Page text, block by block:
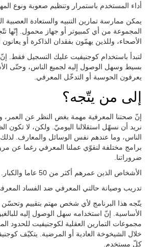
أداء المستخدم باستمرار وتنظيم صعوبة ونوع
يمكن ممارسة تمارين التنبيه والستعادة العصبية
المجموعة من أي كمبيوتر أو جهاز محمول. إنّها
الأصحاء، وللذين يهمّون بفقدان الذاكرة أو
لتبدأ باستخدام كوجنيفيت عليك التسجيل فقط. إنّ
بسيط وسهل الوصول إليه لجميع الناس، وحتّى
يعرفون الحوسبة أو التدخّل المعرفي.
إلى من يتّجه؟
إنّ صحتنا المعرفية مهمة بغض النظر عن العمر،
نريد أن نسهّل استقلالنا اليوميّ. ولكن، لا تكون
الناس، وما عندهم نفس الوسائل والمعارف.
برامج مختلفة لنقوّي عملنا المعرفي رغما عن
ضروراتنا.
الأشخاص الذين عمرهم أكثر من 50 عاما والكبار.
تدريب وصيانة حالتي المعرفي ضد الفساد
يتّجه هذا البرنامج لأي شخص مهتم بتقييم وتحسّن
الأساسية. إنّ استخدامه سهل الوصول إليه
مجموعات التمارين العقلية لكوجنيفيت للحدود
خلال الشيخوخة العادية أو المرضية. يتكيّف
كلّ مستخدم.